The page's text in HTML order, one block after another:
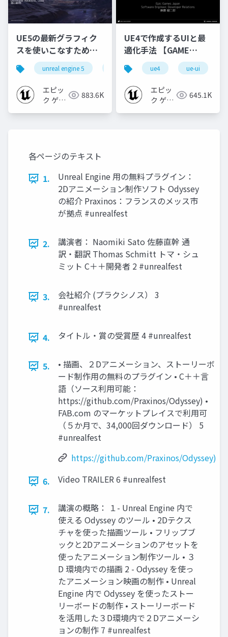
UE5の最新グラフィク
スを使いこなすための4
個の勘所
[CEDEC+KYUSHU
2023]
unreal engine 5 cedec cedec+kyushu
エピッ
ク ゲー
883.6K
UE4で作成するUIと最
適化手法 【GAME
CREATORS
CONFERENCE '20】
ue4 ue-ui
エピッ
ク ゲー
645.1K
各ページのテキスト
1.
Unreal Engine 用の無料プラグイン：
2Dアニメーション制作ソフト Odyssey
の紹介 Praxinos：フランスのメッス市
が拠点 #unrealfest
2.
講演者： Naomiki Sato 佐藤直幹 通
訳・翻訳 Thomas Schmitt トマ・シュ
ミット C＋＋開発者 2 #unrealfest
3.
会社紹介 (プラクシノス） 3
#unrealfest
4. タイトル・賞の受賞歴 4 #unrealfest
5.
• 描画、２Dアニメーション、ストーリーボ
ード制作用の無料のプラグイン • C＋＋言
語（ソース利用可能：
https://github.com/Praxinos/Odyssey) •
FAB.com のマーケットプレイスで利用可
（５か月で、34,000回ダウンロード） 5
#unrealfest
https://github.com/Praxinos/Odyssey)
6.
Video TRAILER 6 #unrealfest
7.
講演の概略： １- Unreal Engine 内で
使える Odyssey のツール • 2Dテクス
チャを使った描画ツール • フリップブ
ックと2Dアニメーションのアセットを
使ったアニメーション制作ツール • ３
D 環境内での描画 2 - Odyssey を使っ
たアニメーション映画の制作 • Unreal
Engine 内で Odyssey を使ったストー
リーボードの制作 • ストーリーボード
を活用した３D環境内で２Dアニメーシ
ョンの制作 7 #unrealfest